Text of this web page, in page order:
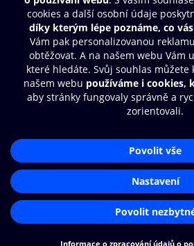
Moje O2 Knihovna
Další zábava
© O2 Czech Republic a.s.
Přístupnost
Zásady zpracování osobních údajů
Nastavení cookies
Aplikace
Čti a
audioknihy